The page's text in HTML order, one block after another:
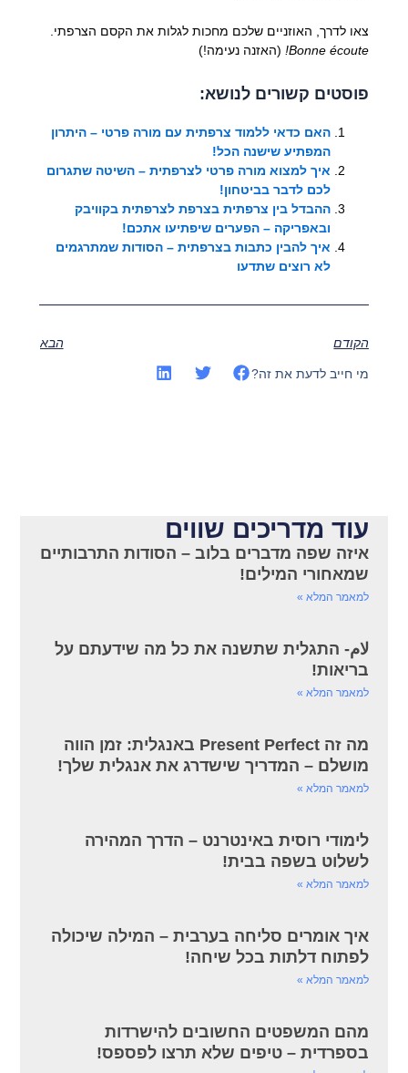
צאו לדרך, האוזניים שלכם מחכות לגלות את הקסם הצרפתי.
Bonne écoute! (האזנה נעימה!)
פוסטים קשורים לנושא:
האם כדאי ללמוד צרפתית עם מורה פרטי – היתרון
המפתיע שישנה הכל!
איך למצוא מורה פרטי לצרפתית – השיטה שתגרום
לכם לדבר בביטחון!
ההבדל בין צרפתית בצרפת לצרפתית בקוויבק
ובאפריקה – הפערים שיפתיעו אתכם!
איך להבין כתבות בצרפתית – הסודות שמתרגמים
לא רוצים שתדעו
הקודם הבא
מי חייב לדעת את זה?
עוד מדריכים שווים
איזה שפה מדברים בלוב – הסודות התרבותיים
שמאחורי המילים!
למאמר המלא »
لام- התגלית שתשנה את כל מה שידעתם על
בריאות!
למאמר המלא »
מה זה Present Perfect באנגלית: זמן הווה
מושלם – המדריך שישדרג את אנגלית שלך!
למאמר המלא »
לימודי רוסית באינטרנט – הדרך המהירה
לשלוט בשפה בבית!
למאמר המלא »
איך אומרים סליחה בערבית – המילה שיכולה
לפתוח דלתות בכל שיחה!
למאמר המלא »
מהם המשפטים החשובים להישרדות
בספרדית – טיפים שלא תרצו לפספס!